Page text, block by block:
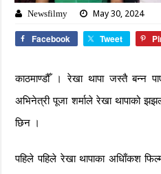
Newsfilmy May 30, 2024
Facebook Tweet
काठमाण्डौँ । रेखा थापा जस्तै बन्न
अभिनेत्री पूजा शर्माले रेखा थापाको
छिन ।
पहिले पहिले रेखा थापाका अधिाँकश